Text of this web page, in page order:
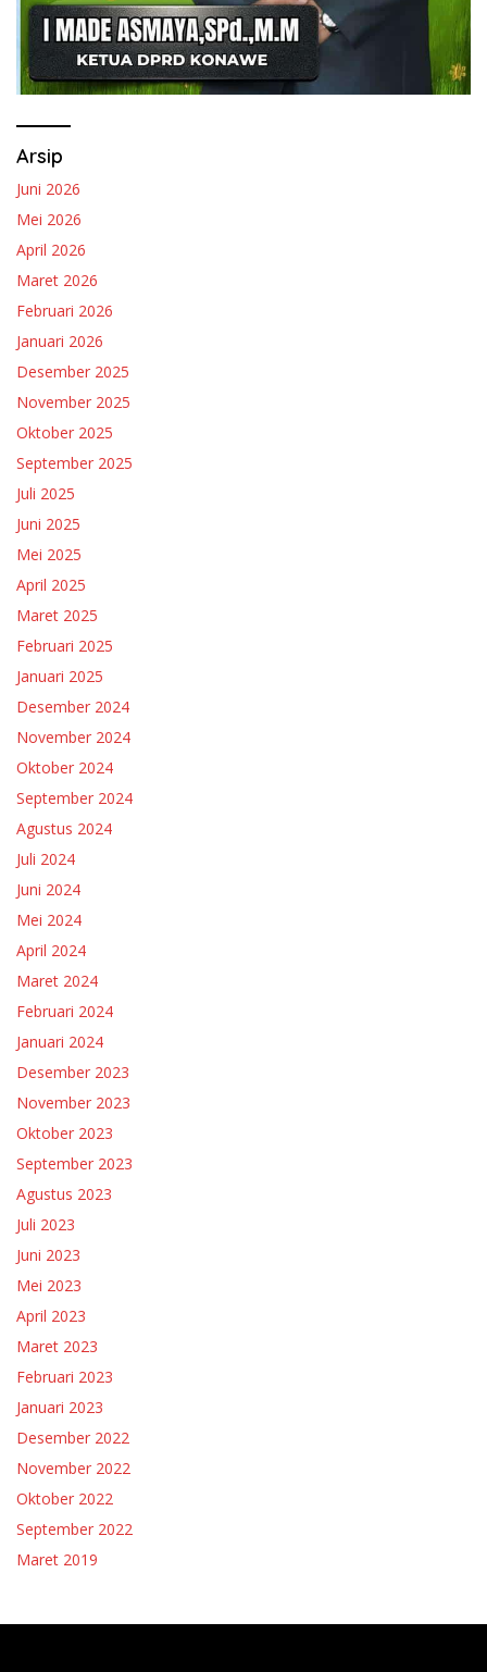
Arsip
Juni 2026
Mei 2026
April 2026
Maret 2026
Februari 2026
Januari 2026
Desember 2025
November 2025
Oktober 2025
September 2025
Juli 2025
Juni 2025
Mei 2025
April 2025
Maret 2025
Februari 2025
Januari 2025
Desember 2024
November 2024
Oktober 2024
September 2024
Agustus 2024
Juli 2024
Juni 2024
Mei 2024
April 2024
Maret 2024
Februari 2024
Januari 2024
Desember 2023
November 2023
Oktober 2023
September 2023
Agustus 2023
Juli 2023
Juni 2023
Mei 2023
April 2023
Maret 2023
Februari 2023
Januari 2023
Desember 2022
November 2022
Oktober 2022
September 2022
Maret 2019